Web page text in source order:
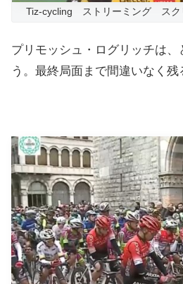
Tiz-cycling ストリーミング スク
プリモッシュ・ログリッチは
う。最終局面まで間違いなく残